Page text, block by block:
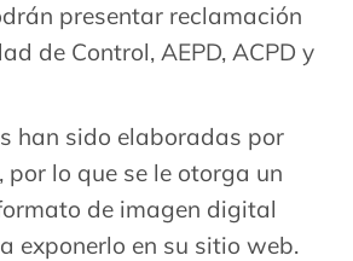
presentar reclamación
de Control, AEPD, ACPD y
han sido elaboradas por
por lo que se le otorga un
de imagen digital
exponerlo en su sitio web.